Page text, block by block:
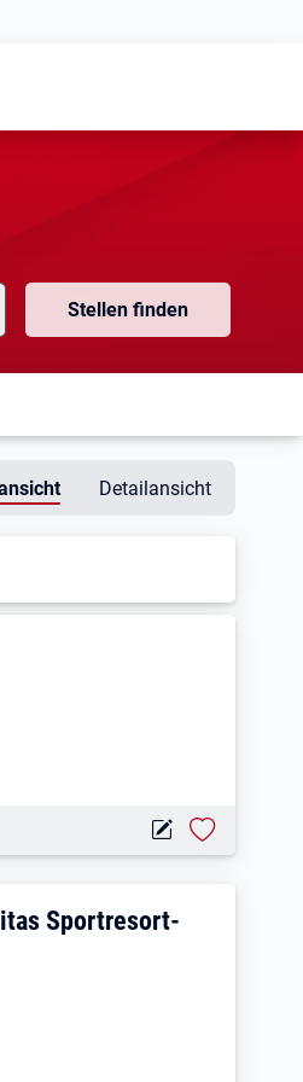
Stellen finden
Detailansicht
w/d)
Recovery Center
Sportresort-